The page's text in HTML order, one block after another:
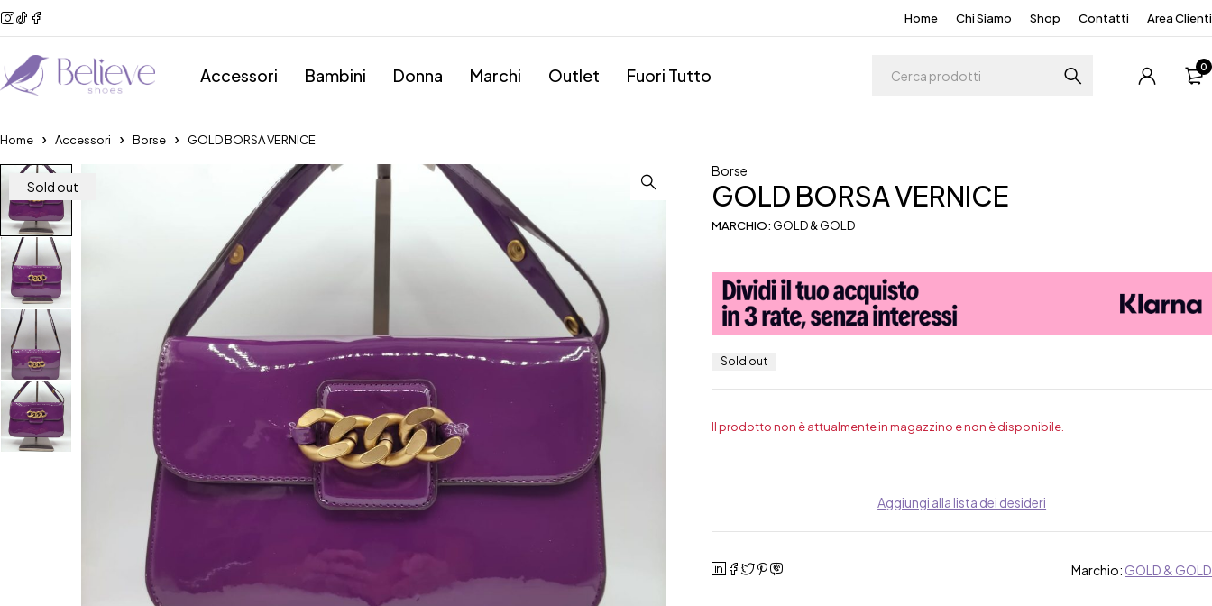
Home Chi Siamo Shop Contatti Area Clienti
Accessori Bambini Donna Marchi Outlet Fuori Tutto 0
Home Accessori Borse GOLD BORSA VERNICE
Sold out
Borse
GOLD BORSA VERNICE
MARCHIO: GOLD & GOLD
Sold out
Il prodotto non è attualmente in magazzino e non è disponibile.
Aggiungi alla lista dei desideri
Marchio: GOLD & GOLD